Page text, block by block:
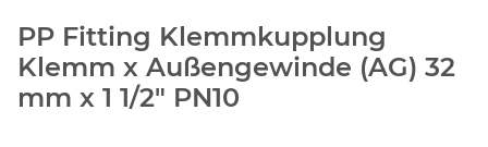
PP Fitting Klemmkupplung
Klemm x Außengewinde (AG) 32
mm x 1 1/2" PN10